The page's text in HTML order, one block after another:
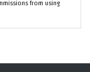
from using